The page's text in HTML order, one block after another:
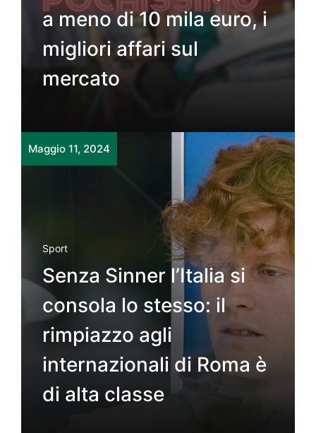
a meno di 10 mila euro, i
migliori affari sul
mercato
Maggio 11, 2024
Sport
Senza Sinner l’Italia si
consola lo stesso: il
rimpiazzo agli
internazionali di Roma è
di alta classe